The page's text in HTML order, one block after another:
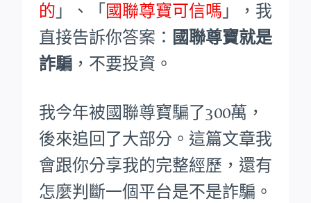
的 」、「 國聯尊寶可信嗎 」，我
直接告訴你答案： 國聯尊寶就是
詐騙 ，不要投資。
我今年被國聯尊寶騙了300萬，
後來追回了大部分。這篇文章我
會跟你分享我的完整經歷，還有
怎麼判斷一個平台是不是詐騙。